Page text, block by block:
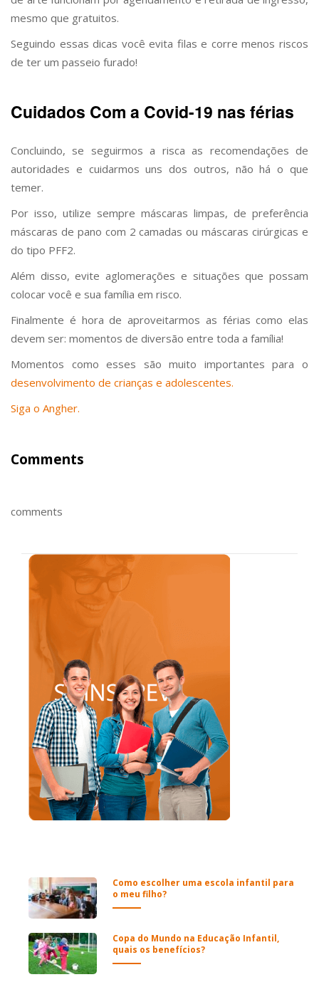
mesmo que gratuitos.
Seguindo essas dicas você evita filas e corre menos riscos
de ter um passeio furado!
Cuidados Com a Covid-19 nas férias
Concluindo, se seguirmos a risca as recomendações de
autoridades e cuidarmos uns dos outros, não há o que
temer.
Por isso, utilize sempre máscaras limpas, de preferência
máscaras de pano com 2 camadas ou máscaras cirúrgicas e
do tipo PFF2.
Além disso, evite aglomerações e situações que possam
colocar você e sua família em risco.
Finalmente é hora de aproveitarmos as férias como elas
devem ser: momentos de diversão entre toda a família!
Momentos como esses são muito importantes para o
desenvolvimento de crianças e adolescentes.
Siga o Angher.
Comments
comments
Como escolher uma escola infantil para
o meu filho?
Copa do Mundo na Educação Infantil,
quais os benefícios?